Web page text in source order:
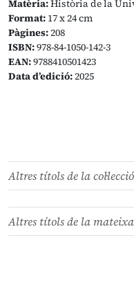
Matèria:Història de la
Format: 17 x 24 cm
Pàgines:208
ISBN:978-84-1050-142-3
EAN:9788410501423
Data d’edició:2025
Altres títols de la col·lecció
Altres títols de la